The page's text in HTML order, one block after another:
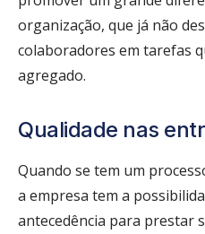
organização, que já não
colaboradores em tarefas
agregado.
Qualidade nas
Quando se tem um
a empresa tem a
antecedência para prestar